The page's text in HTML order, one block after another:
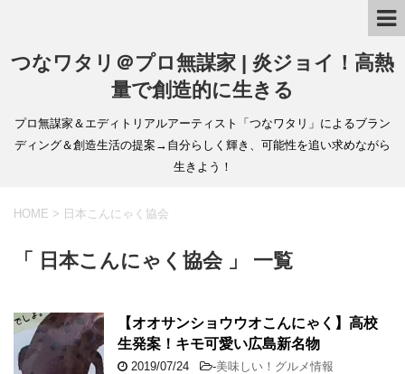
つなワタリ＠プロ無謀家 | 炎ジョイ！高熱
量で創造的に生きる
プロ無謀家＆エディトリアルアーティスト「つなワタリ」によるブラン
ディング＆創造生活の提案→自分らしく輝き、可能性を追い求めながら
生きよう！
HOME > 日本こんにゃく協会
「 日本こんにゃく協会 」 一覧
【オオサンショウウオこんにゃく】高校
生発案！キモ可愛い広島新名物
2019/07/24 -美味しい！グルメ情報